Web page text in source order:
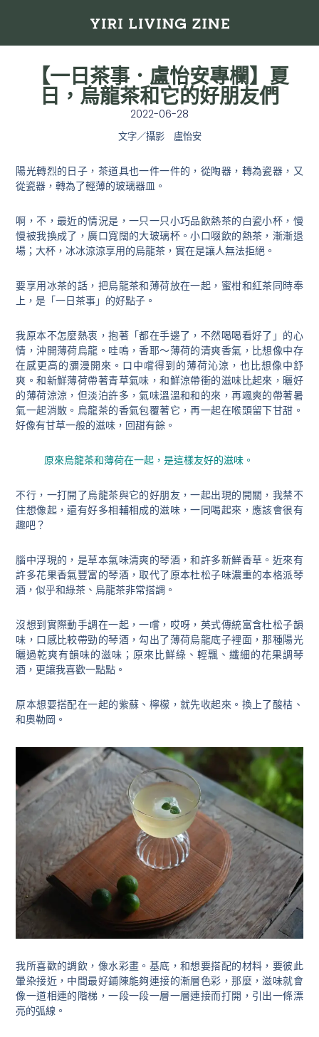
【一日茶事．盧怡安專欄】夏
日，烏龍茶和它的好朋友們
2022-06-28
文字／攝影 盧怡安
陽光轉烈的日子，茶道具也一件一件的，從陶器，轉為瓷器，又
從瓷器，轉為了輕薄的玻璃器皿。
啊，不，最近的情況是，一只一只小巧品飲熱茶的白瓷小杯，慢
慢被我換成了，廣口寬闊的大玻璃杯。小口啜飲的熱茶，漸漸退
場；大杯，冰冰涼涼享用的烏龍茶，實在是讓人無法拒絕。
要享用冰茶的話，把烏龍茶和薄荷放在一起，蜜柑和紅茶同時奉
上，是「一日茶事」的好點子。
我原本不怎麼熱衷，抱著「都在手邊了，不然喝喝看好了」的心
情，沖開薄荷烏龍。哇嗚，香耶～薄荷的清爽香氣，比想像中存
在感更高的瀰漫開來。口中嚐得到的薄荷沁涼，也比想像中舒
爽。和新鮮薄荷帶著青草氣味，和鮮涼帶衝的滋味比起來，曬好
的薄荷涼涼，但淡泊許多，氣味溫溫和和的來，再颯爽的帶著暑
氣一起消散。烏龍茶的香氣包覆著它，再一起在喉頭留下甘甜。
好像有甘草一般的滋味，回甜有餘。
原來烏龍茶和薄荷在一起，是這樣友好的滋味。
不行，一打開了烏龍茶與它的好朋友，一起出現的開關，我禁不
住想像起，還有好多相輔相成的滋味，一同喝起來，應該會很有
趣吧？
腦中浮現的，是草本氣味清爽的琴酒，和許多新鮮香草。近來有
許多花果香氣豐富的琴酒，取代了原本杜松子味濃重的本格派琴
酒，似乎和綠茶、烏龍茶非常搭調。
沒想到實際動手調在一起，一嚐，哎呀，英式傳統富含杜松子韻
味，口感比較帶勁的琴酒，勾出了薄荷烏龍底子裡面，那種陽光
曬過乾爽有韻味的滋味；原來比鮮綠、輕飄、纖細的花果調琴
酒，更讓我喜歡一點點。
原本想要搭配在一起的紫蘇、檸檬，就先收起來。換上了酸桔、
和奧勒岡。
我所喜歡的調飲，像水彩畫。基底，和想要搭配的材料，要彼此
暈染接近，中間最好鋪陳能夠連接的漸層色彩，那麼，滋味就會
像一道相連的階梯，一段一段一層一層連接而打開，引出一條漂
亮的弧線。